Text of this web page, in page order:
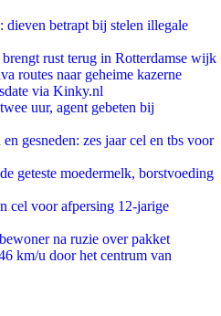
betrapt bij stelen illegale
rust terug in Rotterdamse wijk
routes naar geheime kazerne
via Kinky.nl
uur, agent gebeten bij
gesneden: zes jaar cel en tbs voor
geteste moedermelk, borstvoeding
cel voor afpersing 12-jarige
na ruzie over pakket
km/u door het centrum van